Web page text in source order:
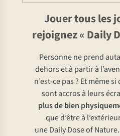
Jouer tous les
rejoignez « Daily
Personne ne prend
dehors et à partir à
n’est-ce pas ? Et même
sont accros à leurs
plus de bien
que d’être à
une Daily Dose of